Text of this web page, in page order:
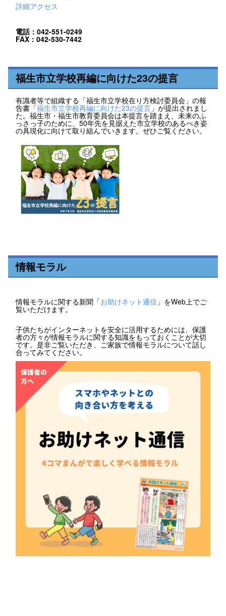
詳細アクセス
電話：042-551-0249
FAX：042-530-7442
福生市立学校再編に向けた23の提言
有識者等で組織する「福生市立学校在り方検討委員会」の報
告書「福生市立学校再編に向けた23の提言」が提出されまし
た。福生市・福生市教育委員会は本提言を踏まえ、未来のふ
っさっ子のために、50年先を見据えた市立学校のあるべき姿
の具現化に向けて取り組んでいきます。ぜひご覧ください。
情報モラル
情報モラルに関する新聞「お助けネット通信 」をWeb上でご
覧いただけます。
子供たちがインターネットを安全に活用するためには、保護
者の方々が情報モラルに関する知識をもっておくことが大切
です。是非ご覧いただき、ご家族で情報モラルについて話し
合ってみてください。